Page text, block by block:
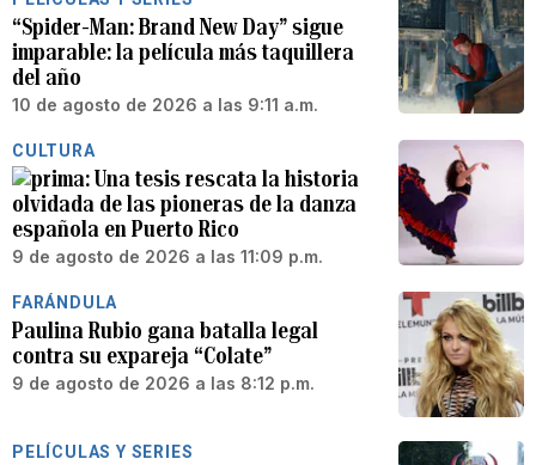
“Spider-Man: Brand New Day” sigue
imparable: la película más taquillera
del año
10 de agosto de 2026 a las 9:11 a.m.
CULTURA
Una tesis rescata la historia
olvidada de las pioneras de la danza
española en Puerto Rico
9 de agosto de 2026 a las 11:09 p.m.
FARÁNDULA
Paulina Rubio gana batalla legal
contra su expareja “Colate”
9 de agosto de 2026 a las 8:12 p.m.
PELÍCULAS Y SERIES